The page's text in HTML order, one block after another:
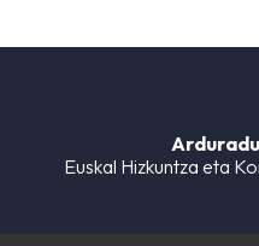
Euskal Hizkuntza eta